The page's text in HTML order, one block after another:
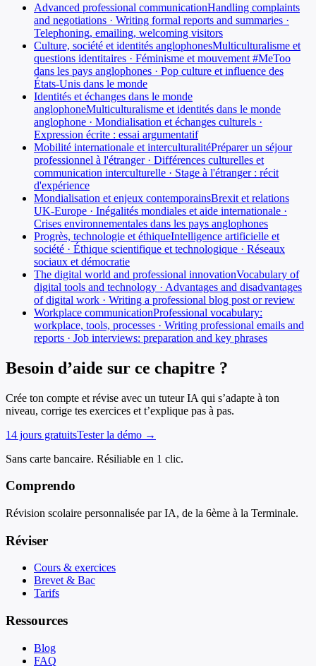
Advanced professional communicationHandling complaints
and negotiations · Writing formal reports and summaries ·
Telephoning, emailing, welcoming visitors
Culture, société et identités anglophonesMulticulturalisme et
questions identitaires · Féminisme et mouvement #MeToo
dans les pays anglophones · Pop culture et influence des
États-Unis dans le monde
Identités et échanges dans le monde
anglophoneMulticulturalisme et identités dans le monde
anglophone · Mondialisation et échanges culturels ·
Expression écrite : essai argumentatif
Mobilité internationale et interculturalitéPréparer un séjour
professionnel à l'étranger · Différences culturelles et
communication interculturelle · Stage à l'étranger : récit
d'expérience
Mondialisation et enjeux contemporainsBrexit et relations
UK-Europe · Inégalités mondiales et aide internationale ·
Crises environnementales dans les pays anglophones
Progrès, technologie et éthiqueIntelligence artificielle et
société · Éthique scientifique et technologique · Réseaux
sociaux et démocratie
The digital world and professional innovationVocabulary of
digital tools and technology · Advantages and disadvantages
of digital work · Writing a professional blog post or review
Workplace communicationProfessional vocabulary:
workplace, tools, processes · Writing professional emails and
reports · Job interviews: preparation and key phrases
Besoin d’aide sur ce chapitre ?
Crée ton compte et révise avec un tuteur IA qui s’adapte à ton
niveau, corrige tes exercices et t’explique pas à pas.
14 jours gratuitsTester la démo →
Sans carte bancaire. Résiliable en 1 clic.
Comprendo
Révision scolaire personnalisée par IA, de la 6ème à la Terminale.
Réviser
Cours & exercices
Brevet & Bac
Tarifs
Ressources
Blog
FAQ